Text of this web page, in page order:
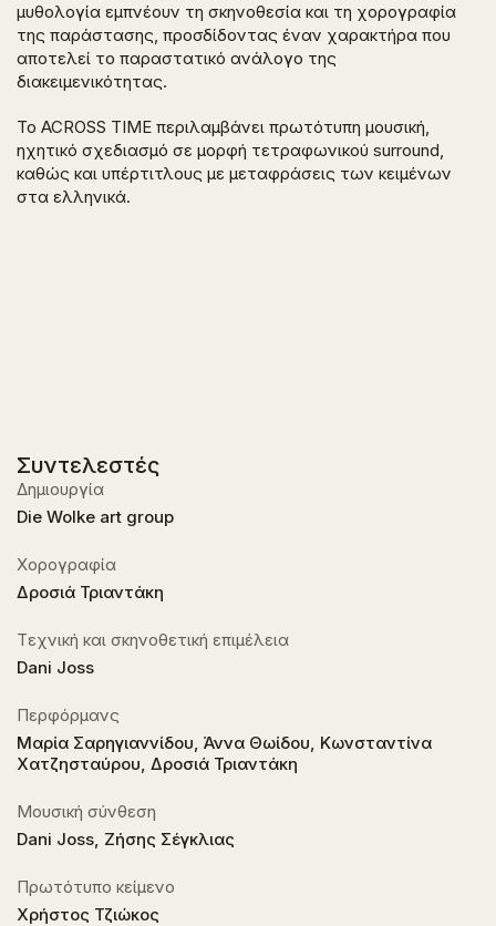
μυθολογία εμπνέουν τη σκηνοθεσία και τη χορογραφία
της παράστασης, προσδίδοντας έναν χαρακτήρα που
αποτελεί το παραστατικό ανάλογο της
διακειμενικότητας.
Το ACROSS TIME περιλαμβάνει πρωτότυπη μουσική,
ηχητικό σχεδιασμό σε μορφή τετραφωνικού surround,
καθώς και υπέρτιτλους με μεταφράσεις των κειμένων
στα ελληνικά.
Συντελεστές
Δημιουργία
Die Wolke art group
Xορογραφία
Δροσιά Τριαντάκη
Tεχνική και σκηνοθετική επιμέλεια
Dani Joss
Περφόρμανς
Μαρία Σαρηγιαννίδου, Άννα Θωίδου, Κωνσταντίνα
Χατζησταύρου, Δροσιά Τριαντάκη
Μουσική σύνθεση
Dani Joss, Ζήσης Σέγκλιας
Πρωτότυπο κείμενο
Χρήστος Τζιώκος